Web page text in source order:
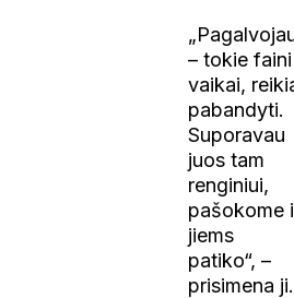
– tokie faini
vaikai,
pabandyti.
Suporavau
juos tam
renginiui,
pašokome
jiems
patiko“, –
prisimena ji.